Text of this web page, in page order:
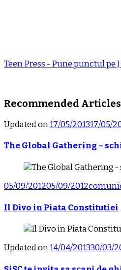
Teen Press - Pune punctul pe J
Recommended Articles
Updated on17/05/201317/05/
The Global Gathering –
05/09/201205/09/2012
Il Divo in Piata Constitutiei
Updated on14/04/201330/03/